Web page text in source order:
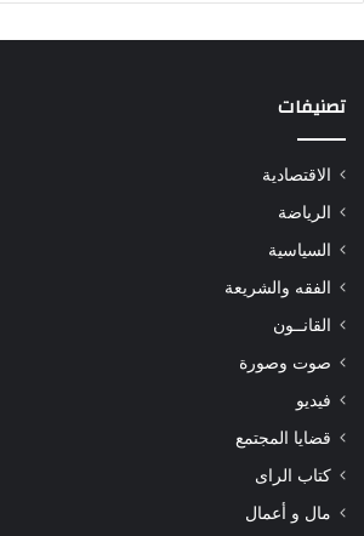
تصنيفات
الاقتصادية
الرياضة
السياسية
الفقه والشريعة
القانــون
صوت وصورة
فيديو
قضايا المجتمع
كتاب الراى
مال و أعمال